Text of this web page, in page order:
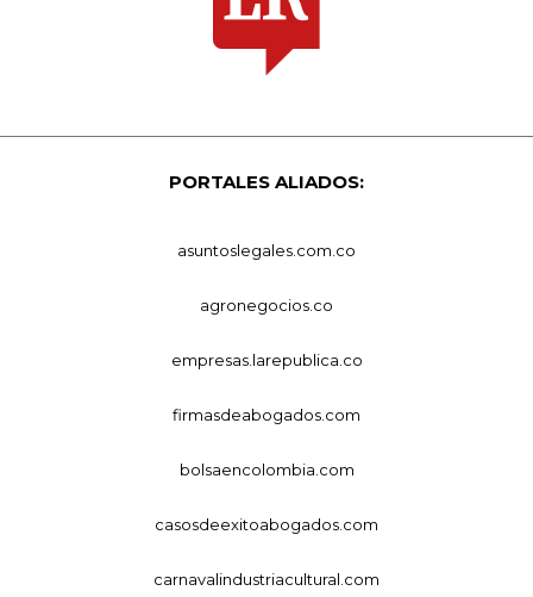
PORTALES ALIADOS:
asuntoslegales.com.co
agronegocios.co
empresas.larepublica.co
firmasdeabogados.com
bolsaencolombia.com
casosdeexitoabogados.com
carnavalindustriacultural.com